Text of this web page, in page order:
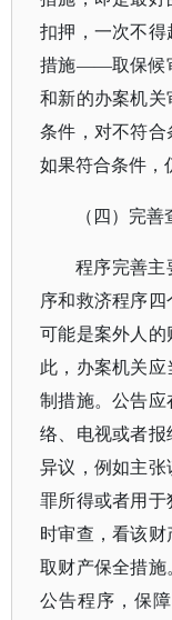
扣押，一次不得
措施——取保候
和新的办案机关
条件，对不符合
如果符合条件，
（四）完
程序完善主
序和救济程序
可能是案外人的
此，办案机关
制措施。公告
络、电视或者报
异议，例如主
罪所得或者用于
时审查，看该
取财产保全措施
公告程序，保